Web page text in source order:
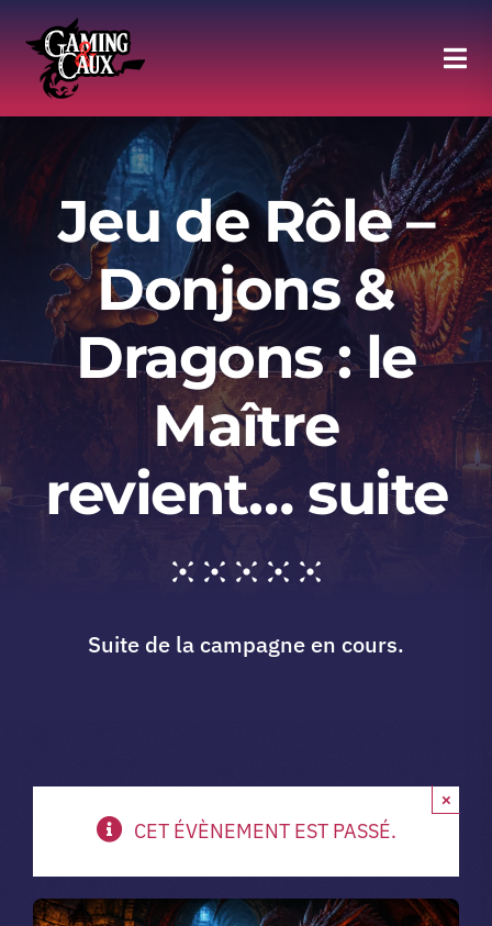
content
Halle of Fame
Moments forts
Discord
Adhésion au Club
Vibe Game
Jeu de Rôle –
Donjons &
Dragons : le
Maître
revient… suite
Suite de la campagne en cours.
CET ÉVÈNEMENT EST PASSÉ.
×